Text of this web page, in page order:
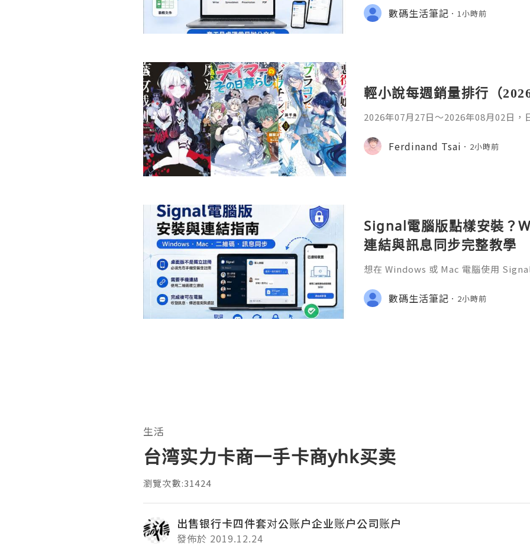
PDF。 如果每種文件都要使用不同程
少人會接觸 WPS Offic
數碼生活筆記 1小時前
輕小說每週銷量排行（
2026年07月27日〜2026年08月02日，
首・文字插畫：すがわらおむ
年08月銷售數：10,281部2. 落後的馴
Ferdinand Tsai 2小時前
Signal電腦版點樣安裝？
連結與訊息同步完整教學
想在 Windows 或 Mac 電腦使用
版設成已連結裝置。
數碼生活筆記 2小時前
生活
台湾实力卡商一手卡商yhk买卖
瀏覽次數:31424
出售银行卡四件套对公账户企业账户公司账户
發佈於 2019.12.24